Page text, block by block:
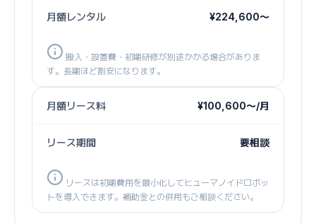
月額レンタル ¥224,600〜
搬入・設置費・初期研修が別途かかる場合がありま
す。長期ほど割安になります。
月額リース料 ¥100,600〜/月
リース期間 要相談
リースは初期費用を最小化してヒューマノイドロボッ
トを導入できます。補助金との併用もご相談ください。